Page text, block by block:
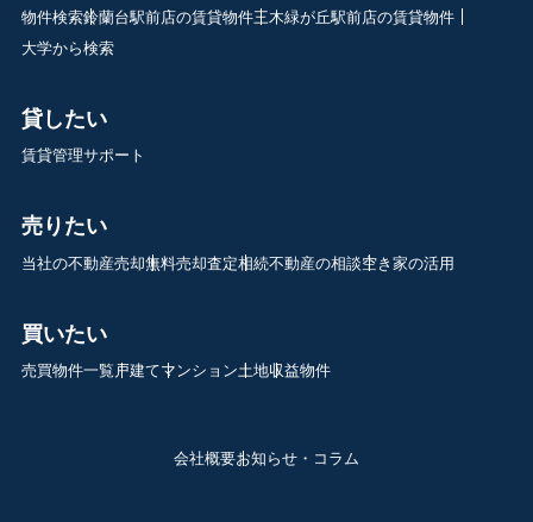
物件検索鈴蘭台駅前店の賃貸物件三木緑が丘駅前店の賃貸物件
大学から検索
貸したい
賃貸管理サポート
売りたい
当社の不動産売却無料売却査定相続不動産の相談空き家の活用
買いたい
売買物件一覧戸建てマンション土地収益物件
会社概要お知らせ・コラム